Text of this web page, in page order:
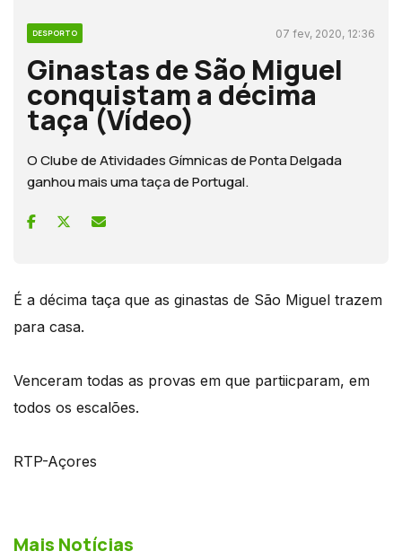
DESPORTO 07 fev, 2020, 12:36
Ginastas de São Miguel
conquistam a décima
taça (Vídeo)
O Clube de Atividades Gímnicas de Ponta Delgada
ganhou mais uma taça de Portugal.
É a décima taça que as ginastas de São Miguel trazem
para casa.
Venceram todas as provas em que partiicparam, em
todos os escalões.
RTP-Açores
Mais Notícias